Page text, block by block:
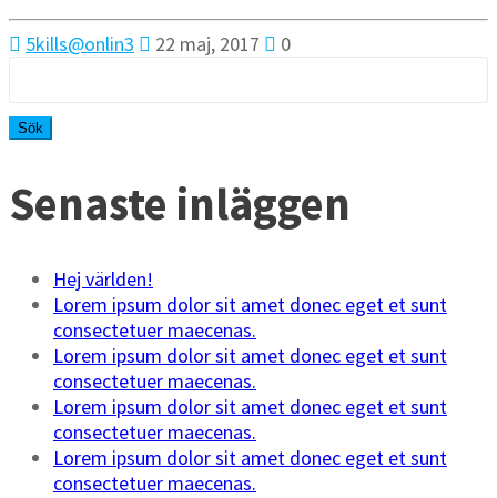
5kills@onlin3 22 maj, 2017
0
Senaste inläggen
Hej världen!
Lorem ipsum dolor sit amet donec eget et sunt
consectetuer maecenas.
Lorem ipsum dolor sit amet donec eget et sunt
consectetuer maecenas.
Lorem ipsum dolor sit amet donec eget et sunt
consectetuer maecenas.
Lorem ipsum dolor sit amet donec eget et sunt
consectetuer maecenas.